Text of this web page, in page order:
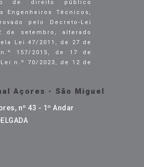
de direito público
Engenheiros Técnicos,
pelo Decreto-Lei
de setembro, alterado
Lei 47/2011, de 27 de
157/2015, de 17 de
n.º 70/2023, de 12 de
Açores - São Miguel
nº 43 - 1º Andar